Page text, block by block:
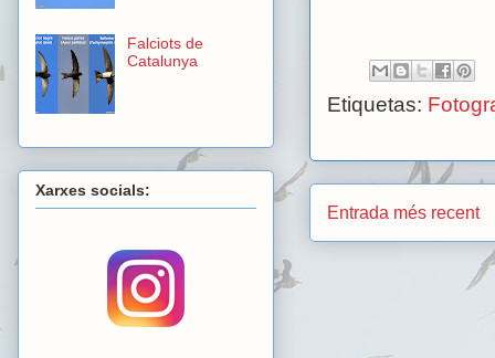
Etiquetas:
Entrada més recent
Falciots de
Catalunya
Xarxes socials: